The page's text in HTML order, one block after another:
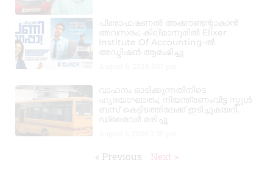
പ്രൊഫഷണൽ അക്കൗണ്ടന്റാകാൻ
അവസരം; കിലിമാനൂരിൽ Elixer
Institute Of Accounting-ൽ
അഡ്മിഷൻ ആരംഭിച്ചു
വാഹനം ഓടിക്കുന്നതിനിടെ
ഹൃദയാഘാതം; നിയന്ത്രണംവിട്ട സ്കൂൾ
ബസ് കെട്ടിടത്തിലേക്ക് ഇടിച്ചുകയറി,
ഡ്രൈവർ മരിച്ചു
« Previous Next »